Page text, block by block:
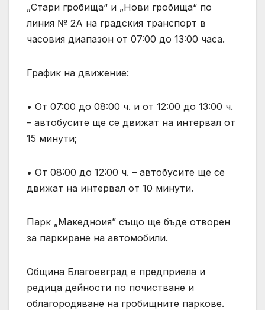
„Стари гробища“ и „Нови гробища“ по
линия № 2А на градския транспорт в
часовия диапазон от 07:00 до 13:00 часа.
График на движение:
• От 07:00 до 08:00 ч. и от 12:00 до 13:00 ч.
– автобусите ще се движат на интервал от
15 минути;
• От 08:00 до 12:00 ч. – автобусите ще се
движат на интервал от 10 минути.
Парк „Македноия” също ще бъде отворен
за паркиране на автомобили.
Община Благоевград е предприела и
редица дейности по почистване и
облагородяване на гробищните паркове.